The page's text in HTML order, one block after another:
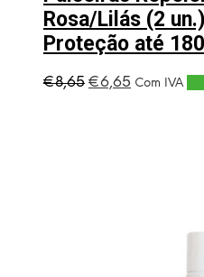
Rosa/Lilás (2
Proteção até
€8,65 O
€6,65 O
Com IVA